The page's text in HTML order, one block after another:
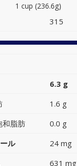
1 cup (236.6g)
315
6.3 g
1.6 g
和脂肪
0.0 g
ル
24 mg
631 mg